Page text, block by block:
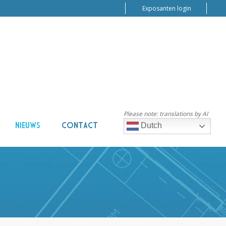
Exposanten login
NIEUWS CONTACT Dutch
Please note: translations by AI